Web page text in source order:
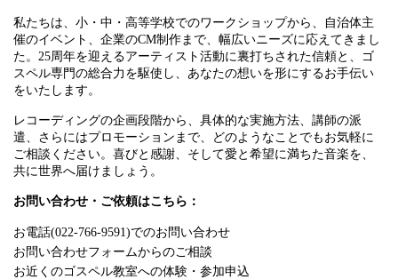
私たちは、小・中・高等学校でのワークショップから、自治体主
催のイベント、企業のCM制作まで、幅広いニーズに応えてきまし
た。25周年を迎えるアーティスト活動に裏打ちされた信頼と、ゴ
スペル専門の総合力を駆使し、あなたの想いを形にするお手伝い
をいたします。
レコーディングの企画段階から、具体的な実施方法、講師の派
遣、さらにはプロモーションまで、どのようなことでもお気軽に
ご相談ください。喜びと感謝、そして愛と希望に満ちた音楽を、
共に世界へ届けましょう。
お問い合わせ・ご依頼はこちら：
お電話(022-766-9591)でのお問い合わせ
お問い合わせフォームからのご相談
お近くのゴスペル教室への体験・参加申込